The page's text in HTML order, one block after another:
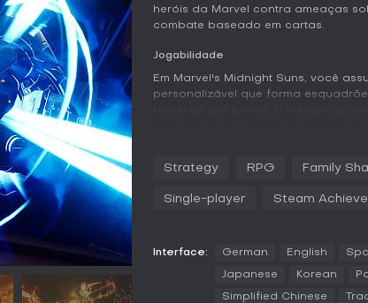
heróis da Marvel contra ameaças
combate baseado em cartas.
Jogabilidade
Em Marvel's Midnight Suns, você
personalizável que forma
no campo de batalha para explorar
Fora do combate, o jogo foca na
Wolverine para criar amizades,
diálogo e árvores de habilidades,
aprimorados com cartas novas
Strategy RPG Family
Single-player Steam
Interface: German English
Japanese Korean
Simplified Chinese